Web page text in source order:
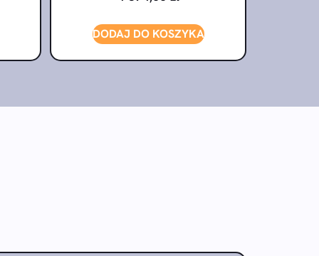
DODAJ DO KOSZYKA